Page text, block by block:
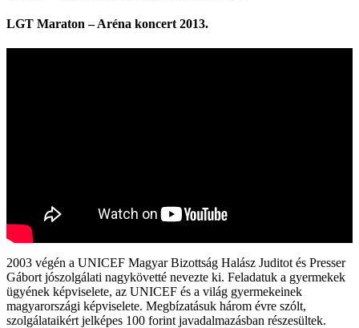
LGT Maraton – Aréna koncert 2013.
2003 végén a UNICEF Magyar Bizottság Halász Juditot és Presser
Gábort jószolgálati nagykövetté nevezte ki. Feladatuk a gyermekek
ügyének képviselete, az UNICEF és a világ gyermekeinek
magyarországi képviselete. Megbízatásuk három évre szólt,
szolgálataikért jelképes 100 forint javadalmazásban részesültek.